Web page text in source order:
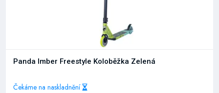
Panda Imber Freestyle Koloběžka Zelená
Čekáme na naskladnění